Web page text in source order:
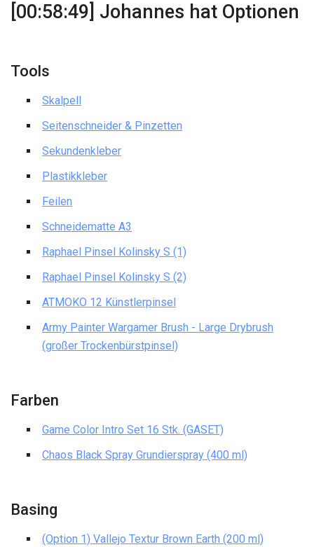
[00:58:49] Johannes hat Optionen
Tools
Skalpell
Seitenschneider & Pinzetten
Sekundenkleber
Plastikkleber
Feilen
Schneidematte A3
Raphael Pinsel Kolinsky S (1)
Raphael Pinsel Kolinsky S (2)
ATMOKO 12 Künstlerpinsel
Army Painter Wargamer Brush - Large Drybrush
(großer Trockenbürstpinsel)
Farben
Game Color Intro Set 16 Stk. (GASET)
Chaos Black Spray Grundierspray (400 ml)
Basing
(Option 1) Vallejo Textur Brown Earth (200 ml)